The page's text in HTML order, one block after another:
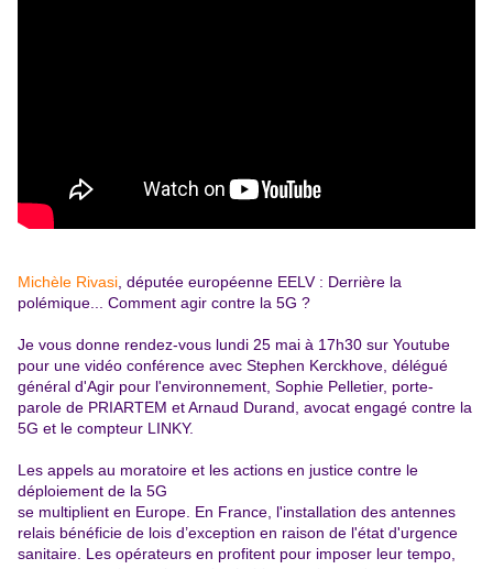
Michèle Rivasi , députée européenne EELV : Derrière la
polémique... Comment agir contre la 5G ?
Je vous donne rendez-vous lundi 25 mai à 17h30 sur Youtube
pour une vidéo conférence avec Stephen Kerckhove, délégué
général d'Agir pour l'environnement, Sophie Pelletier, porte-
parole de PRIARTEM et Arnaud Durand, avocat engagé contre la
5G et le compteur LINKY.
Les appels au moratoire et les actions en justice contre le
déploiement de la 5G
se multiplient en Europe. En France, l'installation des antennes
relais bénéficie de lois d’exception en raison de l'état d'urgence
sanitaire. Les opérateurs en profitent pour imposer leur tempo,